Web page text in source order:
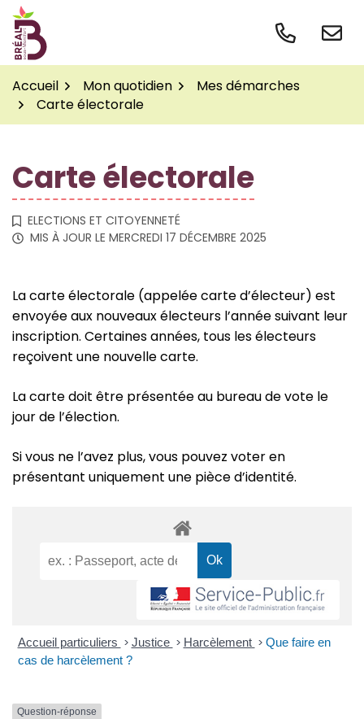
Gestion des traceurs
Aller
contenu
Accueil
Mon quotidien
Mes démarches
Carte électorale
Carte électorale
ELECTIONS ET CITOYENNETÉ
MIS À JOUR LE MERCREDI 17 DÉCEMBRE 2025
La carte électorale (appelée carte d’électeur) est
envoyée aux nouveaux électeurs l’année suivant leur
inscription. Certaines années, tous les électeurs
reçoivent une nouvelle carte.
La carte doit être présentée au bureau de vote le
jour de l’élection.
Si vous ne l’avez plus, vous pouvez voter en
présentant uniquement une pièce d’identité.
Accueil particuliers > Justice > Harcèlement > Que faire en
cas de harcèlement ?
Question-réponse